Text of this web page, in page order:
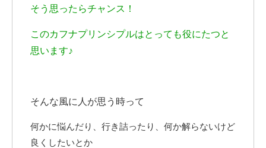
そう思ったらチャンス！
このカフナプリンシプルはとっても役にたつと
思います♪
そんな風に人が思う時って
何かに悩んだり、行き詰ったり、何か解らないけど
良くしたいとか